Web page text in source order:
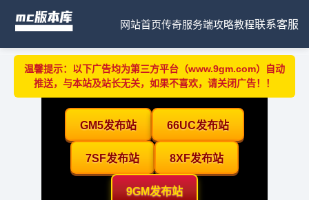
网站首页传奇服务端攻略教程联系客服
温馨提示：以下广告均为第三方平台（www.9gm.com）自动
推送，与本站及站长无关，如果不喜欢，请关闭广告！！